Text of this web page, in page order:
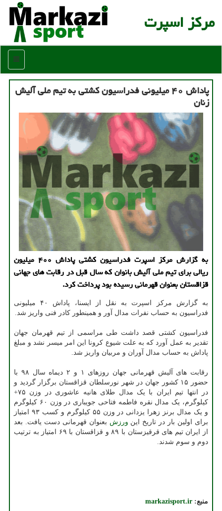
مركز اسپرت
منو
پاداش ۴۰ میلیونی فدراسیون كشتی به تیم ملی آلیش
زنان
به گزارش مركز اسپرت فدراسیون كشتی پاداش ۴۰۰ میلیون
ریالی برای تیم ملی آلیش بانوان كه سال قبل در رقابت های جهانی
قزاقستان بعنوان قهرمانی رسیده بود پرداخت كرد.
به گزارش مرکز اسپرت به نقل از ایسنا، پاداش ۴۰ میلیونی
فدراسیون به حساب نفرات مدال آور و همینطور کادر فنی واریز شد.
فدراسیون کشتی قصد داشت طی مراسمی از تیم قهرمان جهان
تقدیر به عمل آورد که به علت شیوع کرونا این امر میسر نشد و مبلغ
پاداش به حساب مدال آوران و مربیان واریز شد.
رقابت های آلیش قهرمانی جهان روزهای ۱ و ۲ دیماه سال ۹۸ با
حضور ۱۵ کشور جهان در شهر نورسلطان قزاقستان برگزار گردید و
در انتها تیم ایران با یک مدال طلای هانیه عاشوری در وزن ۷۵+
کیلوگرم، یک مدال نقره فاطمه فتاحی جویباری در وزن ۶۰ کیلوگرم
و یک مدال برنز زهرا یزدانی در وزن ۵۵ کیلوگرم و کسب ۹۳ امتیاز
برای اولین بار در تاریخ این ورزش بعنوان قهرمانی دست یافت. بعد
از ایران تیم های قرقیزستان با ۸۹ و قزاقستان با ۶۹ امتیاز به ترتیب
دوم و سوم شدند.
منبع: markazisport.ir